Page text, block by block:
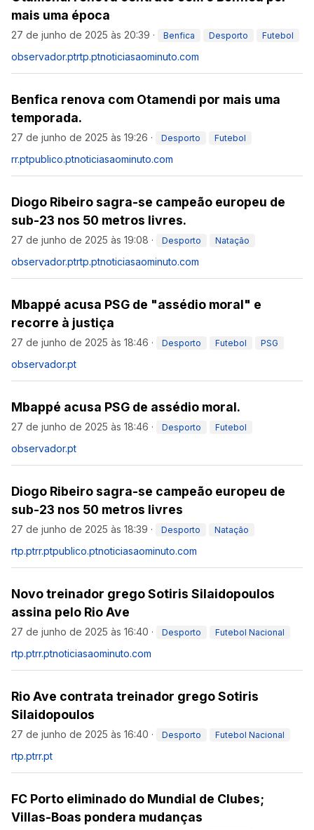
mais uma época
27 de junho de 2025 às 20:39 · Benfica Desporto Futebol
observador.ptrtp.ptnoticiasaominuto.com
Benfica renova com Otamendi por mais uma
temporada.
27 de junho de 2025 às 19:26 · Desporto Futebol
rr.ptpublico.ptnoticiasaominuto.com
Diogo Ribeiro sagra-se campeão europeu de
sub-23 nos 50 metros livres.
27 de junho de 2025 às 19:08 · Desporto Natação
observador.ptrtp.ptnoticiasaominuto.com
Mbappé acusa PSG de "assédio moral" e
recorre à justiça
27 de junho de 2025 às 18:46 · Desporto Futebol PSG
observador.pt
Mbappé acusa PSG de assédio moral.
27 de junho de 2025 às 18:46 · Desporto Futebol
observador.pt
Diogo Ribeiro sagra-se campeão europeu de
sub-23 nos 50 metros livres
27 de junho de 2025 às 18:39 · Desporto Natação
rtp.ptrr.ptpublico.ptnoticiasaominuto.com
Novo treinador grego Sotiris Silaidopoulos
assina pelo Rio Ave
27 de junho de 2025 às 16:40 · Desporto Futebol Nacional
rtp.ptrr.ptnoticiasaominuto.com
Rio Ave contrata treinador grego Sotiris
Silaidopoulos
27 de junho de 2025 às 16:40 · Desporto Futebol Nacional
rtp.ptrr.pt
FC Porto eliminado do Mundial de Clubes;
Villas-Boas pondera mudanças